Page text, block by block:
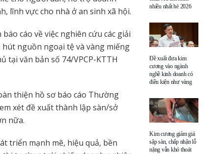
lĩnh vực cho nhà ở an sinh xã hội.
cáo về việc nghiên cứu các giải
nguồn ngoại tệ và vàng miếng
tại văn bản số 74/VPCP-KTTH
thiện hồ sơ báo cáo Thường
xét đề xuất thành lập sàn/sở
nữa.
triển mạnh mẽ, hiệu quả, bền
nhiều nhất hè 2026
Đề xuất đưa kim
cương vào ngành
nghề kinh doanh có
điều kiện như vàng
Kim cương giảm giá
sập sàn, chấp nhận lỗ
nặng vẫn khó thoát